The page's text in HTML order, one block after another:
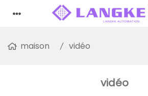
maison vidéo
vidéo